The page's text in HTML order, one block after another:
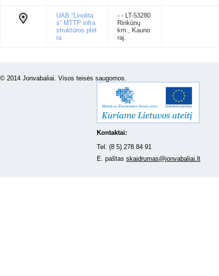
UAB “Linolita
s” MTTP infra
struktūros plėt
ra
- - LT-53280
Rinkūnų
km., Kauno
raj.
© 2014 Jonvabaliai. Visos teisės saugomos.
Kontaktai:
Tel. (8 5) 278 84 91
E. paštas skaidrumas@jonvabaliai.lt